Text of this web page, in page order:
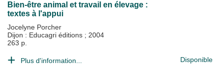
Bien-être animal et travail en élevage :
textes à l'appui
Jocelyne Porcher
Dijon : Educagri éditions ; 2004
263 p.
Plus d'information... Disponible